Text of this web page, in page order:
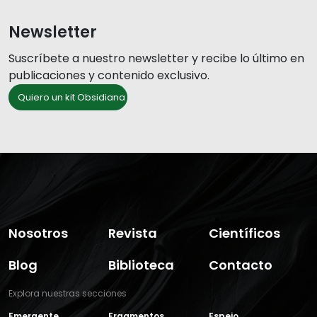
Newsletter
Suscríbete a nuestro newsletter y recibe lo último en
publicaciones y contenido exclusivo.
Quiero un kit Obsidiana
Nosotros Revista
Científicos
Blog
Biblioteca Contacto
Explora nuestras secciones